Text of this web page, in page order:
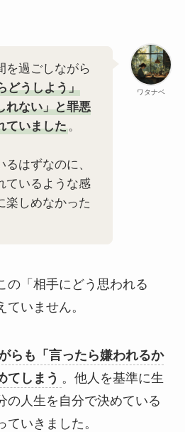
ワタナベ
を過ごしながら
どうしよう」
れない」と罪悪
ていました。
はずなのに、
ているような感
楽しめなかった
の「相手にどう思われる
いません。
らも「言ったら嫌われるか
てしまう 。他人を基準に生
の人生を自分で決めている
いきました。